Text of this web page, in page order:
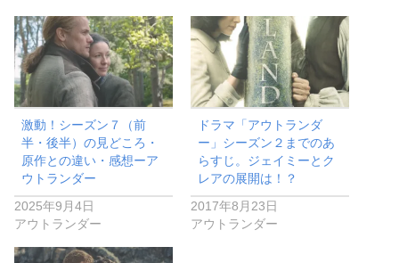
激動！シーズン７（前
半・後半）の見どころ・
原作との違い・感想ーア
ウトランダー
2025年9月4日
アウトランダー
ドラマ「アウトランダ
ー」シーズン２までのあ
らすじ。ジェイミーとク
レアの展開は！？
2017年8月23日
アウトランダー